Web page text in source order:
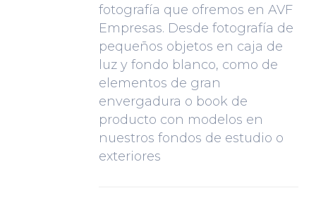
fotografía que ofremos en AVF
Empresas. Desde fotografía de
pequeños objetos en caja de
luz y fondo blanco, como de
elementos de gran
envergadura o book de
producto con modelos en
nuestros fondos de estudio o
exteriores